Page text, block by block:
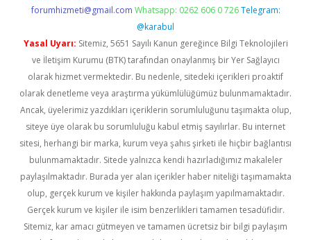
forumhizmeti@gmail.com Whatsapp: 0262 606 0 726 Telegram:
@karabul
Yasal Uyarı: Sitemiz, 5651 Sayılı Kanun gereğince Bilgi Teknolojileri
ve İletişim Kurumu (BTK) tarafından onaylanmış bir Yer Sağlayıcı
olarak hizmet vermektedir. Bu nedenle, sitedeki içerikleri proaktif
olarak denetleme veya araştırma yükümlülüğümüz bulunmamaktadır.
Ancak, üyelerimiz yazdıkları içeriklerin sorumluluğunu taşımakta olup,
siteye üye olarak bu sorumluluğu kabul etmiş sayılırlar. Bu internet
sitesi, herhangi bir marka, kurum veya şahıs şirketi ile hiçbir bağlantısı
bulunmamaktadır. Sitede yalnızca kendi hazırladığımız makaleler
paylaşılmaktadır. Burada yer alan içerikler haber niteliği taşımamakta
olup, gerçek kurum ve kişiler hakkında paylaşım yapılmamaktadır.
Gerçek kurum ve kişiler ile isim benzerlikleri tamamen tesadüfidir.
Sitemiz, kar amacı gütmeyen ve tamamen ücretsiz bir bilgi paylaşım